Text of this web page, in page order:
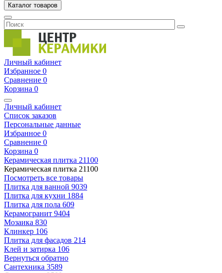
Каталог товаров
Личный кабинет
Избранное 0
Сравнение 0
Корзина 0
Личный кабинет
Список заказов
Персональные данные
Избранное 0
Сравнение 0
Корзина 0
Керамическая плитка 21100
Керамическая плитка 21100
Посмотреть все товары
Плитка для ванной 9039
Плитка для кухни 1884
Плитка для пола 609
Керамогранит 9404
Мозаика 830
Клинкер 106
Плитка для фасадов 214
Клей и затирка 106
Вернуться обратно
Сантехника 3589